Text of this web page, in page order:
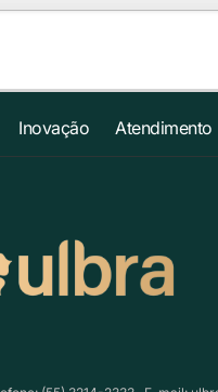
Inovação Atendimento